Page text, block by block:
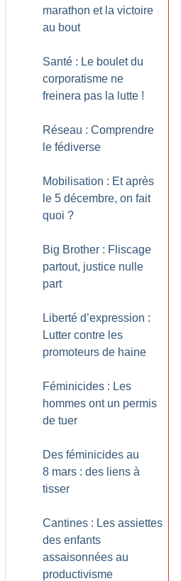
marathon et la victoire
au bout
Santé : Le boulet du
corporatisme ne
freinera pas la lutte !
Réseau : Comprendre
le fédiverse
Mobilisation : Et après
le 5 décembre, on fait
quoi ?
Big Brother : Fliscage
partout, justice nulle
part
Liberté d’expression :
Lutter contre les
promoteurs de haine
Féminicides : Les
hommes ont un permis
de tuer
Des féminicides au
8 mars : des liens à
tisser
Cantines : Les assiettes
des enfants
assaisonnées au
productivisme